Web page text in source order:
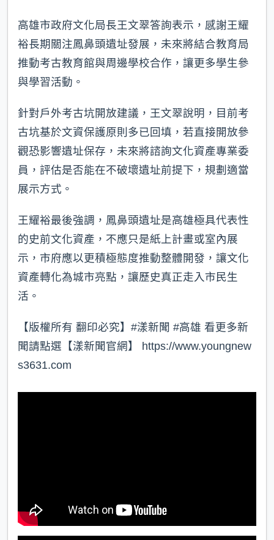
高雄市政府文化局長王文翠答詢表示，感謝王耀
裕長期關注鳳鼻頭遺址發展，未來將結合教育局
推動考古教育館與周邊學校合作，讓更多學生參
與學習活動。
針對戶外考古坑開放建議，王文翠說明，目前考
古坑基於文資保護原則多已回填，若直接開放參
觀恐影響遺址保存，未來將諮詢文化資產專業委
員，評估是否能在不破壞遺址前提下，規劃適當
展示方式。
王耀裕最後強調，鳳鼻頭遺址是高雄極具代表性
的史前文化資產，不應只是紙上計畫或室內展
示，市府應以更積極態度推動整體開發，讓文化
資產轉化為城市亮點，讓歷史真正走入市民生
活。
【版權所有 翻印必究】#漾新聞 #高雄 看更多新
聞請點選【漾新聞官網】 https://www.youngnew
s3631.com⁠